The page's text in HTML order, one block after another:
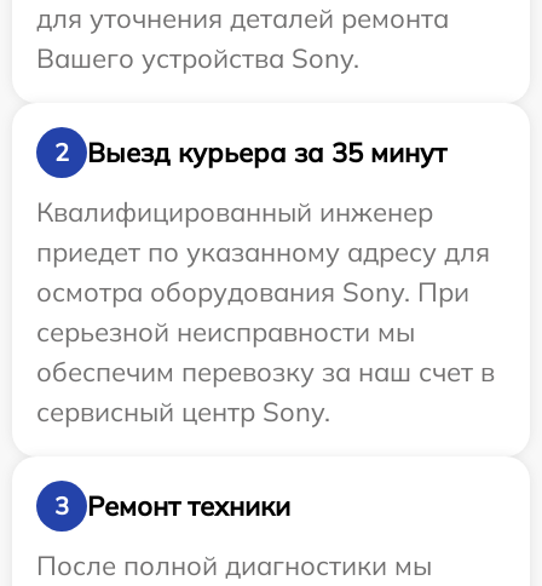
для уточнения деталей ремонта
Вашего устройства Sony.
2
Выезд курьера за 35 минут
Квалифицированный инженер
приедет по указанному адресу для
осмотра оборудования Sony. При
серьезной неисправности мы
обеспечим перевозку за наш счет в
сервисный центр Sony.
3
Ремонт техники
После полной диагностики мы